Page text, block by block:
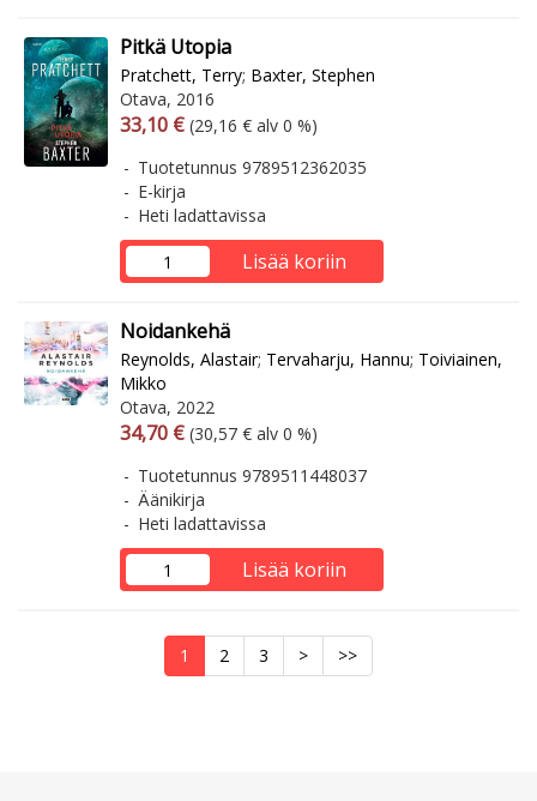
Pitkä Utopia
Pratchett, Terry; Baxter, Stephen
Otava, 2016
Arvonlisäverollinen hinta
33,10 € Arvonlisäveroton hinta
(29,16 € alv 0 %)
Tuotetunnus 9789512362035
E-kirja
Heti ladattavissa
Lisää koriin
Noidankehä
Reynolds, Alastair; Tervaharju, Hannu; Toiviainen,
Mikko
Otava, 2022
Arvonlisäverollinen hinta
34,70 € Arvonlisäveroton hinta
(30,57 € alv 0 %)
Tuotetunnus 9789511448037
Äänikirja
Heti ladattavissa
Lisää koriin
1 2 3 > >>